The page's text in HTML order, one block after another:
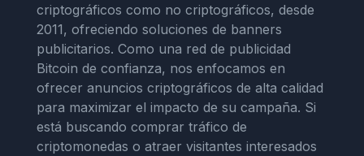
criptográficos como no criptográficos, desde
2011, ofreciendo soluciones de banners
publicitarios. Como una red de publicidad
Bitcoin de confianza, nos enfocamos en
ofrecer anuncios criptográficos de alta calidad
para maximizar el impacto de su campaña. Si
está buscando comprar tráfico de
criptomonedas o atraer visitantes interesados